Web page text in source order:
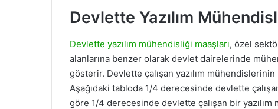
Devlette Yazılım
Devlette yazılım mühendisliği maaşları, özel
alanlarına benzer olarak devlet dairelerinde
gösterir. Devlette çalışan yazılım
Aşağıdaki tabloda 1/4 derecesinde devlette
göre 1/4 derecesinde devlette çalışan bir yazılım